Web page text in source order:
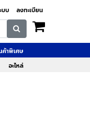
บบ ลงทะเบียน
ค้าพิเศษ
อะไหล่